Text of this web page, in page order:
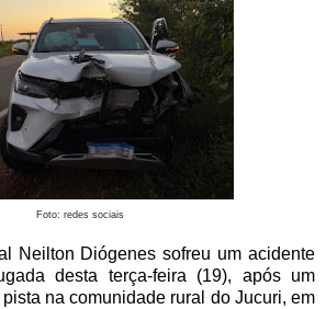
Foto: redes sociais
Neilton Diógenes sofreu um acidente
desta terça-feira (19), após um
na comunidade rural do Jucuri, em